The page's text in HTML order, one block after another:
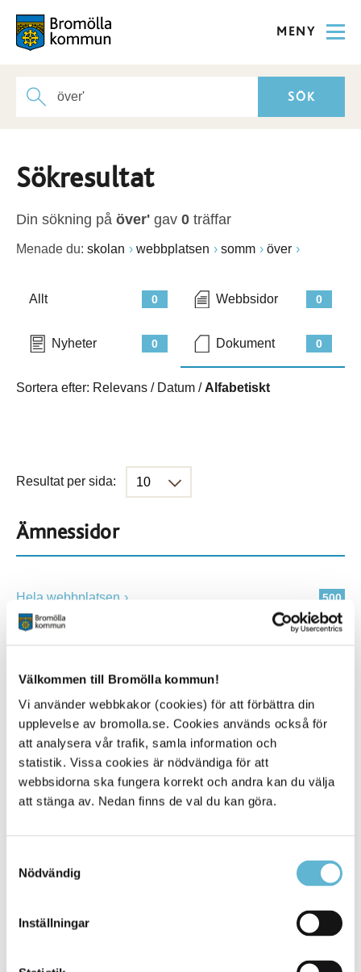
Välkommen till Bromölla kommun!
Vi använder webbkakor (cookies) för att förbättra din
upplevelse av bromolla.se. Cookies används också för
att analysera vår trafik, samla information och
statistik. Vissa cookies är nödvändiga för att
webbsidorna ska fungera korrekt och andra kan du välja
att stänga av. Nedan finns de val du kan göra.
Nödvändig
Inställningar
MENY
Sökresultat
Din sökning på över' gav 0 träffar
Menade du: skolan webbplatsen somm över
0
Allt 0
Webbsidor
0
Nyheter 0
Dokument
Sortera efter: Relevans / Datum / Alfabetiskt
Resultat per sida:
Ämnessidor
500
Hela webbplatsen
Alla platser
KONTAKT
Besöksadress